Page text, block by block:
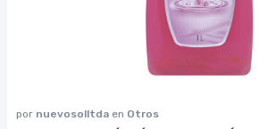
por nuevosolltda en Otros